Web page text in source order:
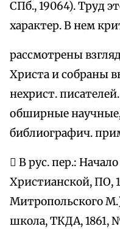
СПб., 19064). Труд
характер. В нем
рассмотрены
Христа и собраны
нехрист.
обширные научные,
библиографич.
 В рус. пер.:
Христианской, ПО,
Митропольского
школа, ТКДА, 1861,